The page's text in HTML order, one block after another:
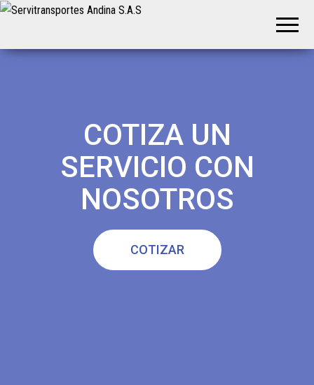
COTIZA UN
SERVICIO CON
NOSOTROS
COTIZAR